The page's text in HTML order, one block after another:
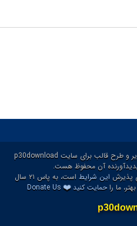
۱۳۸۳-۱۴۰۵ © حقوق متون فارسی، تصاویر و طرح قالب برای سایت p30download
آن محفوظ هست.
پذیرش این شرایط
است، به پاس ۲۱ سال
ما راحمایت کنید❤️